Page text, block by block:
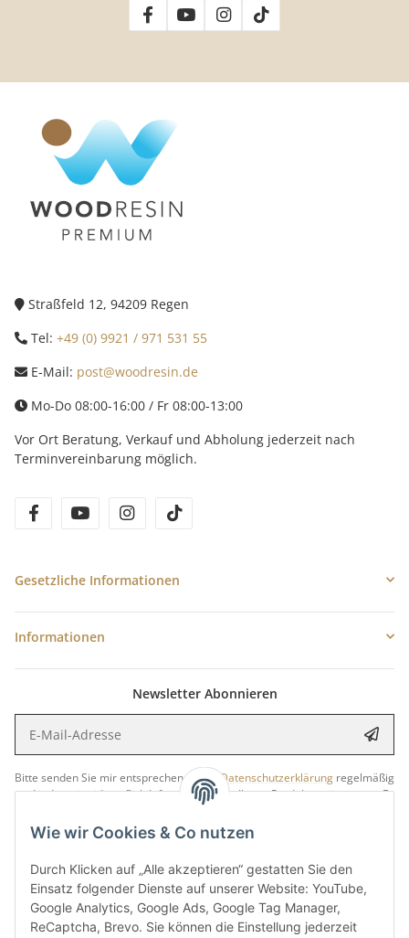
Wie wir Cookies & Co nutzen
Durch Klicken auf „Alle akzeptieren“ gestatten Sie den
Einsatz folgender Dienste auf unserer Website: YouTube,
Google Analytics, Google Ads, Google Tag Manager,
ReCaptcha, Brevo. Sie können die Einstellung jederzeit
Straßfeld 12, 94209 Regen
Tel: +49 (0) 9921 / 971 531 55
E-Mail: post@woodresin.de
Mo-Do 08:00-16:00 / Fr 08:00-13:00
Vor Ort Beratung, Verkauf und Abholung jederzeit nach
Terminvereinbarung möglich.
facebookyoutube instagram
Gesetzliche Informationen
Informationen
Newsletter Abonnieren
Bitte senden Sie mir entsprechend IhrerDatenschutzerklärung regelmäßig
und jederzeit widerruflich Informationen zu Ihrem Produktsortiment per E-
Mail zu.
5 €
Für Ihren nächsten Einkauf in unserem WOODResin-Shop.
Den Gutschein erhalten Sie per Email nach der erfolgreichen
Bestätigung Ihrer Email-Adresse.